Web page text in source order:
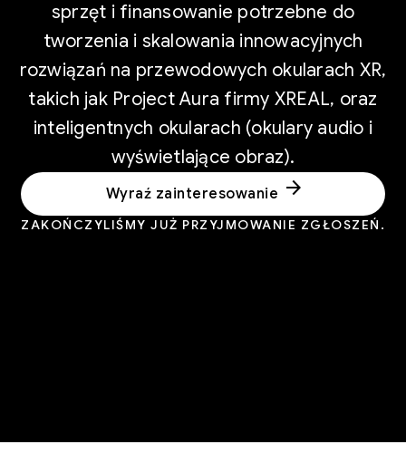
sprzęt i finansowanie potrzebne do
tworzenia i skalowania innowacyjnych
rozwiązań na przewodowych okularach XR,
takich jak Project Aura firmy XREAL, oraz
inteligentnych okularach (okulary audio i
wyświetlające obraz).
Wyraź zainteresowanie arrow_forward
ZAKOŃCZYLIŚMY JUŻ PRZYJMOWANIE ZGŁOSZEŃ.